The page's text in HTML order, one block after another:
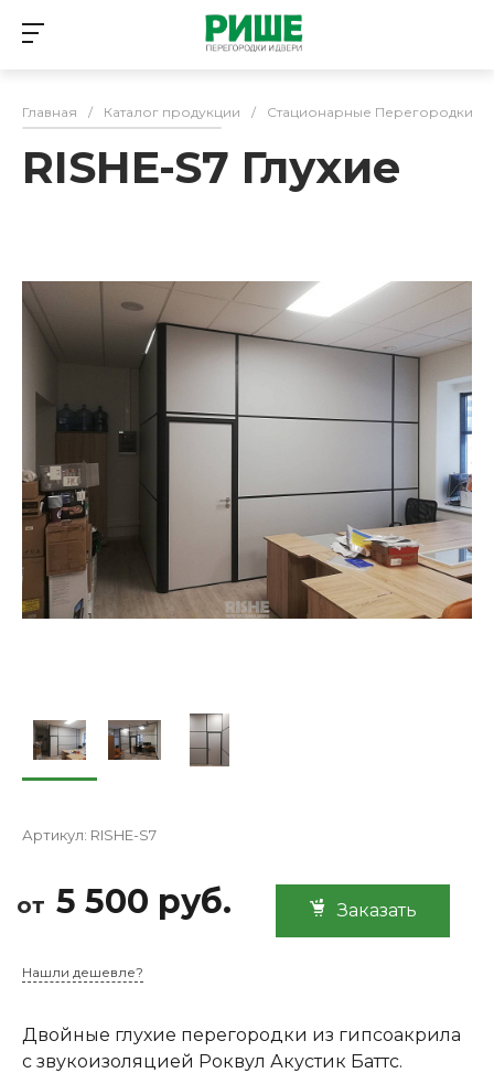
Главная / Каталог продукции / Стационарные Перегородки
RISHE-S7 Глухие
Артикул: RISHE-S7
от 5 500 руб. Заказать
Нашли дешевле?
Двойные глухие перегородки из гипсоакрила
с звукоизоляцией Роквул Акустик Баттс.